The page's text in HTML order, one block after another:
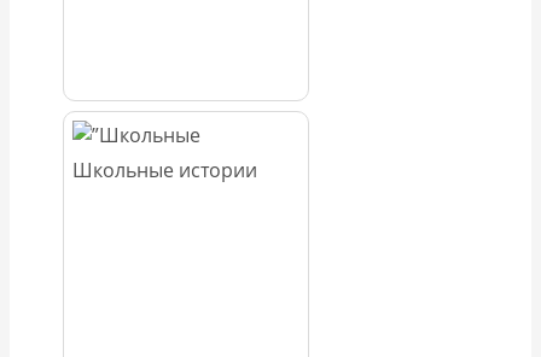
Школьные истории